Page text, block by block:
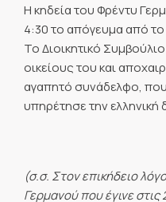
Η κηδεία του Φρέντυ
4:30 το απόγευμα από το
Το Διοικητικό
οικείους του και
αγαπητό συνάδελφο, που
υπηρέτησε την ελληνική
(σ.σ. Στον επικήδειο
Γερμανού που έγινε